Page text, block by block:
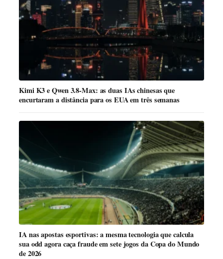
Kimi K3 e Qwen 3.8-Max: as duas IAs chinesas que
encurtaram a distância para os EUA em três semanas
IA nas apostas esportivas: a mesma tecnologia que calcula
sua odd agora caça fraude em sete jogos da Copa do Mundo
de 2026